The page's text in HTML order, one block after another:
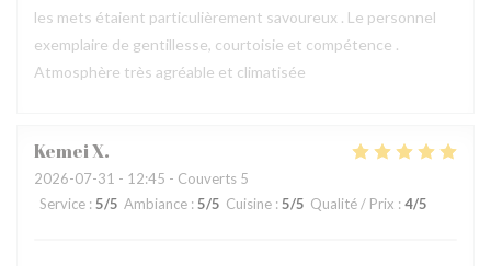
les mets étaient particulièrement savoureux . Le personnel
exemplaire de gentillesse, courtoisie et compétence .
Atmosphère très agréable et climatisée
KemeiX
2026-07-31 - 12:45 - Couverts 5
Service : 5/5 Ambiance : 5/5 Cuisine : 5/5 Qualité / Prix : 4/5